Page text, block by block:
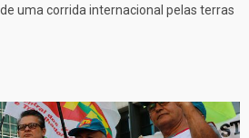
uma corrida internacional pelas terras